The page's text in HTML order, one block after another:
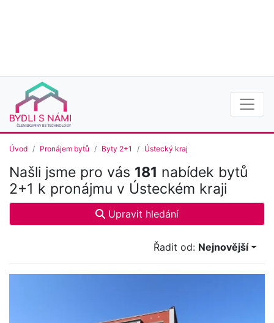
Úvod Pronájem bytů Byty 2+1 Ústecký kraj
Našli jsme pro vás 181 nabídek bytů
2+1 k pronájmu v Ústeckém kraji
Upravit hledání
Řadit od: Nejnovější